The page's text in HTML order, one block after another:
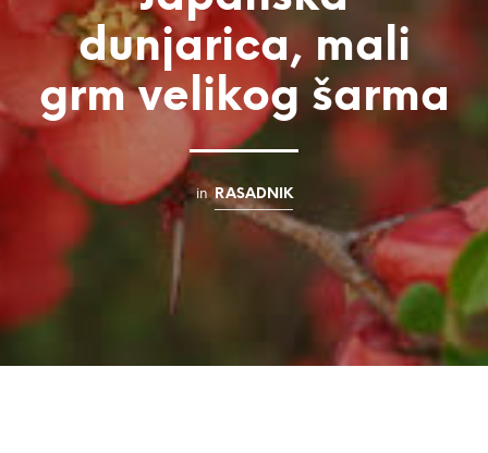
dunjarica, mali
grm velikog šarma
in RASADNIK